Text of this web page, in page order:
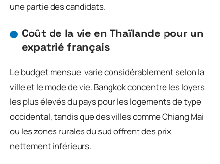
une partie des candidats.
Coût de la vie en Thaïlande pour un
expatrié français
Le budget mensuel varie considérablement selon la
ville et le mode de vie. Bangkok concentre les loyers
les plus élevés du pays pour les logements de type
occidental, tandis que des villes comme Chiang Mai
ou les zones rurales du sud offrent des prix
nettement inférieurs.